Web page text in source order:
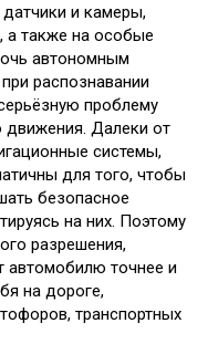
и камеры,
а также на особые
автономным
распознавании
проблему
движения. Далеки от
системы,
для того, чтобы
безопасное
на них. Поэтому
разрешения,
автомобилю точнее и
на дороге,
транспортных